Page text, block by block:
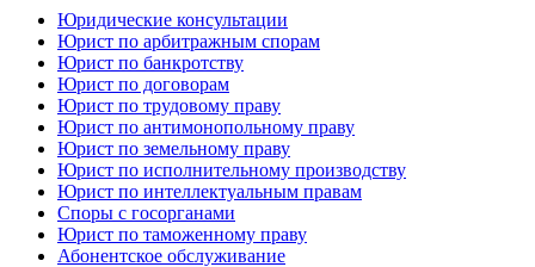
Юридические консультации
Юрист по арбитражным спорам
Юрист по банкротству
Юрист по договорам
Юрист по трудовому праву
Юрист по антимонопольному праву
Юрист по земельному праву
Юрист по исполнительному производству
Юрист по интеллектуальным правам
Споры с госорганами
Юрист по таможенному праву
Абонентское обслуживание